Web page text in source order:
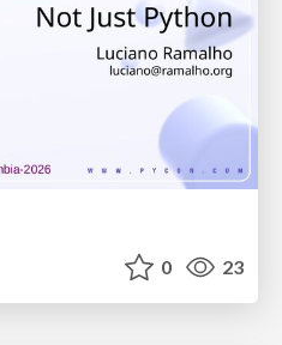
0 23